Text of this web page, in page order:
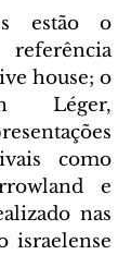
estão o
house; o
Léger,
como
e
nas
israelense